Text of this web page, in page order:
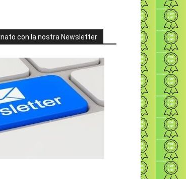
con la nostra Newsletter